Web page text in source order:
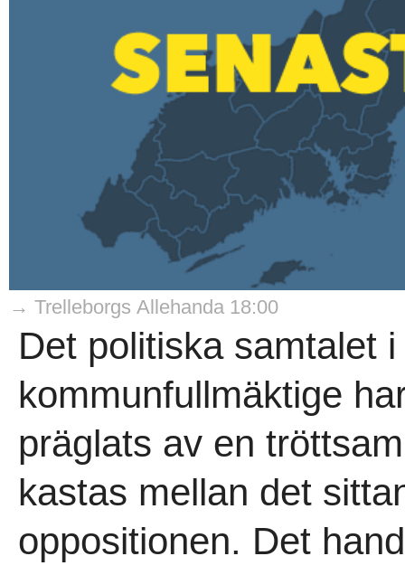
→ Trelleborgs Allehanda 18:00
Det politiska samtalet
kommunfullmäktige
präglats av en
kastas mellan det
oppositionen. Det